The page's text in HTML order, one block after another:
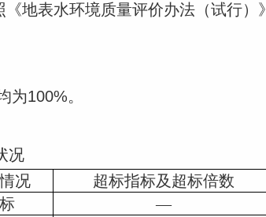
地表水环境质量评价办法（试行）》
100%。
况
况
超标指标及超标倍数
—